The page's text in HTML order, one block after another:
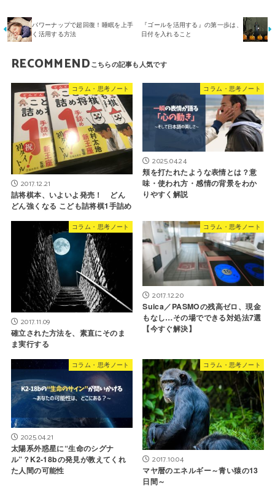
パワーナップで超回復！睡眠を上手
く活用する方法
『ゴールを活用する』の第一歩は、
日付を入れること
RECOMMEND
コラム・思考ノート
2017.12.21
詰将棋本、いよいよ発売！ どん
どん強くなる こども詰将棋1手詰め
コラム・思考ノート
2025.04.24
頬を打たれたような表情とは？意
味・使われ方・感情の背景をわか
りやすく解説
コラム・思考ノート
2017.11.09
確立された方法を、素直にそのま
ま実行する
コラム・思考ノート
2017.12.20
Suica／PASMOの残高ゼロ、現金
もなし…その場でできる対処法7選
【今すぐ解決】
コラム・思考ノート
2025.04.21
太陽系外惑星に“生命のシグナ
ル”？K2-18bの発見が教えてくれ
た人間の可能性
コラム・思考ノート
2017.10.04
マヤ暦のエネルギー～青い猿の13
日間～